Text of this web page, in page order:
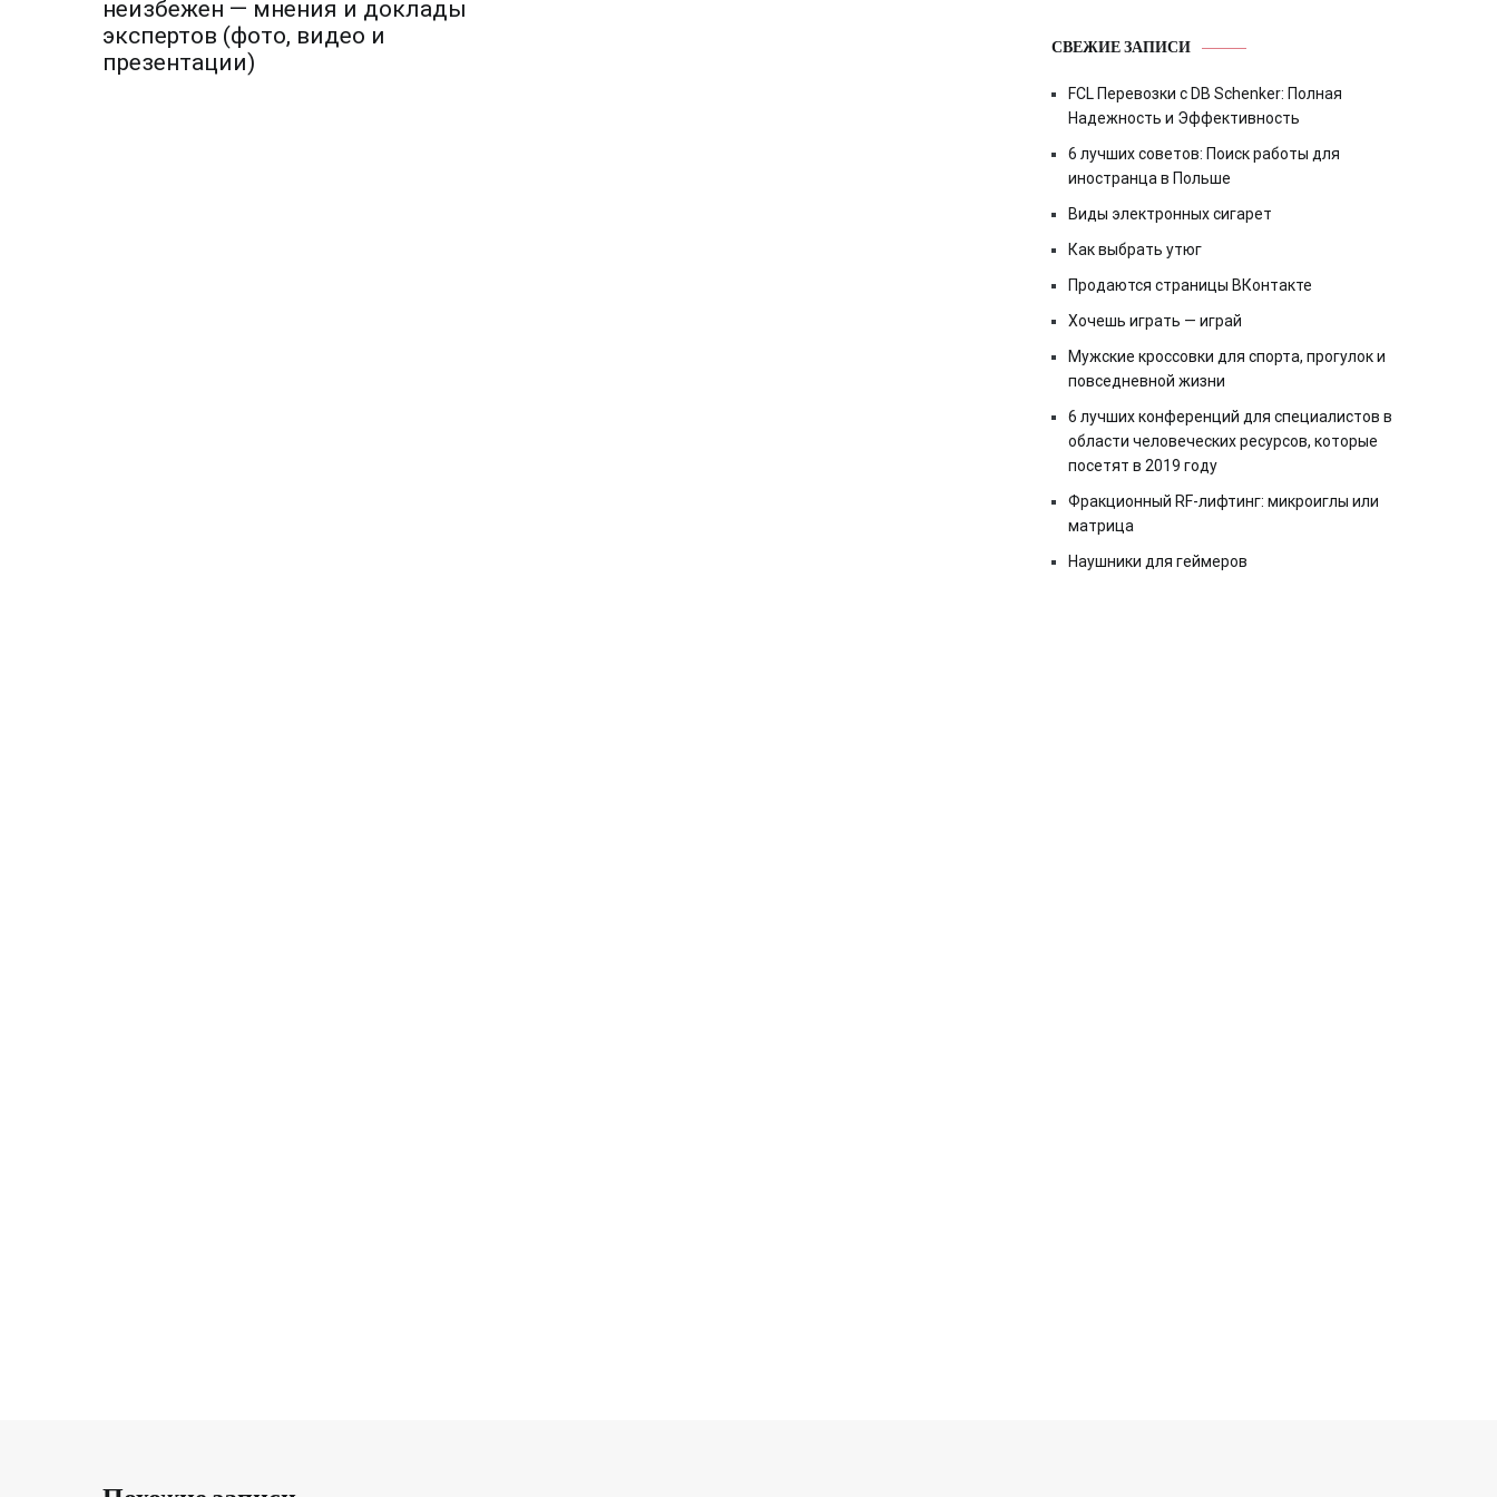
по
записям
неизбежен — мнения и доклады
экспертов (фото, видео и
презентации)
СВЕЖИЕ ЗАПИСИ
FCL Перевозки с DB Schenker: Полная
Надежность и Эффективность
6 лучших советов: Поиск работы для
иностранца в Польше
Виды электронных сигарет
Как выбрать утюг
Продаются страницы ВКонтакте
Хочешь играть — играй
Мужские кроссовки для спорта, прогулок и
повседневной жизни
6 лучших конференций для специалистов в
области человеческих ресурсов, которые
посетят в 2019 году
Фракционный RF-лифтинг: микроиглы или
матрица
Наушники для геймеров